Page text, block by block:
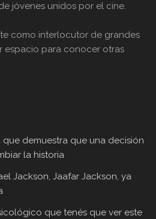
jóvenes unidos por el cine.
como interlocutor de grandes
espacio para conocer otras
que demuestra que una decisión
la historia
Jackson, Jaafar Jackson, ya
que tenés que ver este